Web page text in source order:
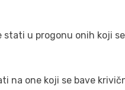
stati u progonu onih koji
na one koji se bave